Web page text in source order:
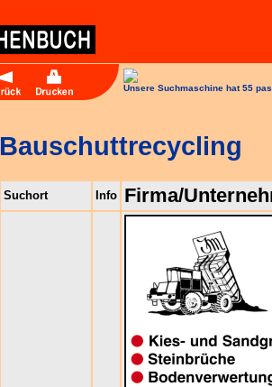
Unsere Suchmaschine hat 55
Bauschuttrecycling
Suchort Info Firma/